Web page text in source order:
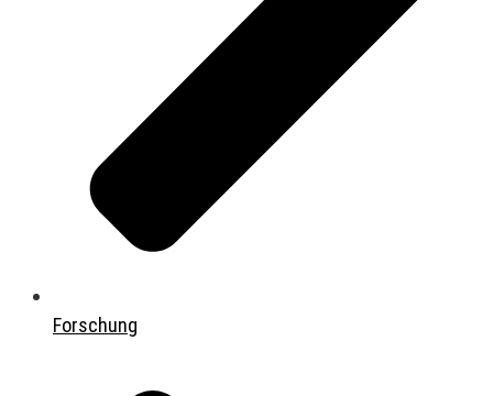
Forschung